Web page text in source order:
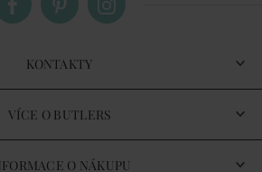
KONTAKTY
VÍCE O BUTLERS
O NÁKUPU